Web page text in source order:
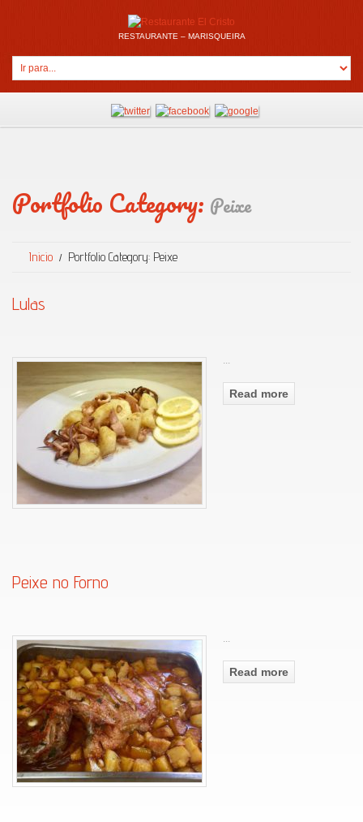
RESTAURANTE – MARISQUEIRA
Portfolio Category: Peixe
Inicio Portfolio Category: Peixe
Lulas
Read more
Peixe no Forno
Read more